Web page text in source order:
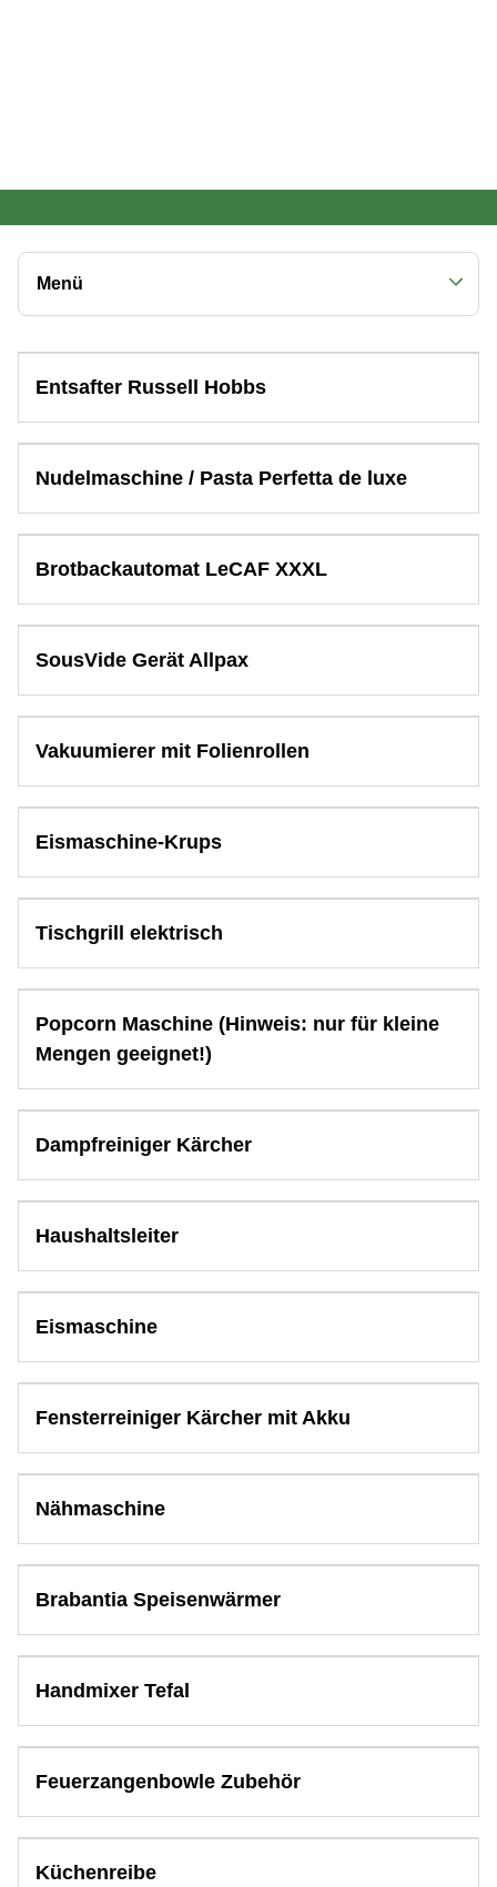
Menü
Alle Produkte anzeigen
Garten
Reise
Sport & Freizeit
Werkzeug & Renovierung
Entsafter Russell Hobbs
Nudelmaschine / Pasta Perfetta de luxe
Brotbackautomat LeCAF XXXL
SousVide Gerät Allpax
Vakuumierer mit Folienrollen
Eismaschine-Krups
Tischgrill elektrisch
Popcorn Maschine (Hinweis: nur für kleine
Mengen geeignet!)
Dampfreiniger Kärcher
Haushaltsleiter
Eismaschine
Fensterreiniger Kärcher mit Akku
Nähmaschine
Brabantia Speisenwärmer
Handmixer Tefal
Feuerzangenbowle Zubehör
Küchenreibe